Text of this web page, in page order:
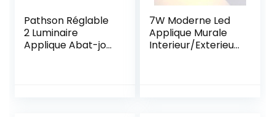
Pathson Réglable
2 Luminaire
Applique Abat-jour
7W Moderne Led
Applique Murale
Interieur/Exterieur